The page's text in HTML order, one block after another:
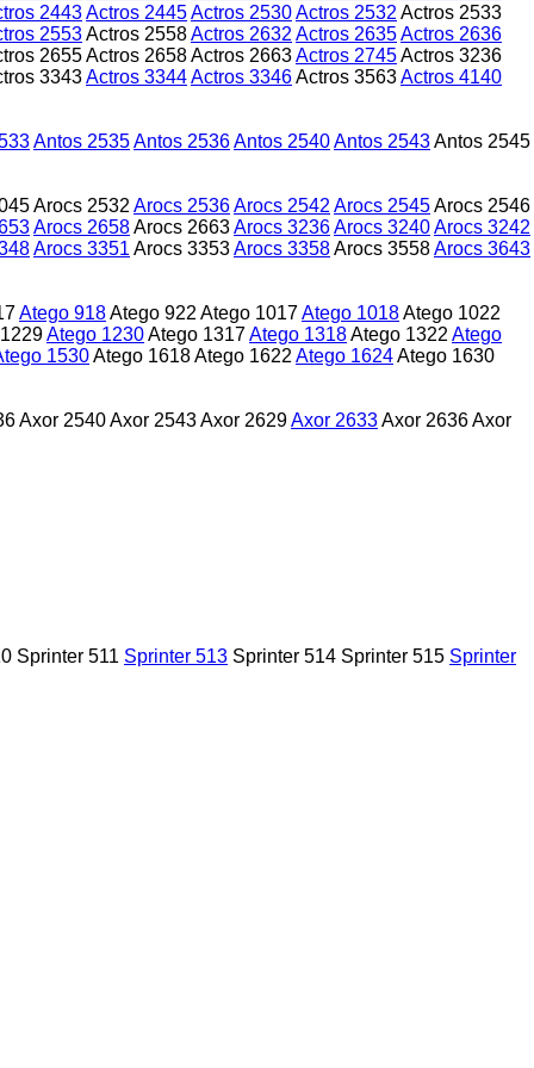
2443Actros 2445Actros 2530Actros 2532 Actros 2533
2553Actros 2558Actros 2632 Actros 2635Actros 2636
2655Actros 2658Actros 2663Actros 2745Actros 3236
3343Actros 3344Actros 3346Actros 3563Actros 4140
Antos 2535Antos 2536Antos 2540Antos 2543Antos 2545
Arocs 2532 Arocs 2536Arocs 2542 Arocs 2545Arocs 2546
Arocs 2658Arocs 2663Arocs 3236Arocs 3240Arocs 3242
Arocs 3351 Arocs 3353Arocs 3358Arocs 3558Arocs 3643
Atego 918Atego 922 Atego 1017Atego 1018Atego 1022
Atego 1230Atego 1317Atego 1318Atego 1322 Atego
1530Atego 1618Atego 1622 Atego 1624Atego 1630
Axor 2540Axor 2543Axor 2629Axor 2633Axor 2636Axor
Sprinter 511 Sprinter 513 Sprinter 514 Sprinter 515 Sprinter